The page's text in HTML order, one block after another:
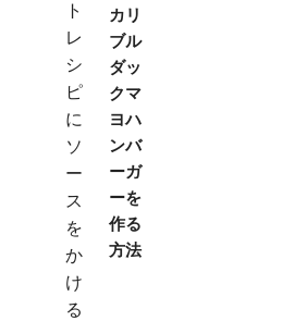
カリ
ブル
ダッ
クマ
ヨハ
ンバ
ーガ
ーを
作る
方法